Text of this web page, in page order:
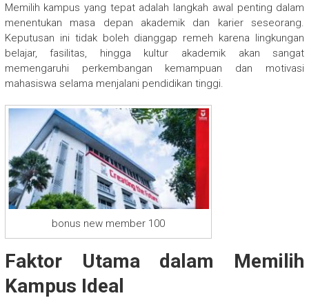
Memilih kampus yang tepat adalah langkah awal penting dalam
menentukan masa depan akademik dan karier seseorang.
Keputusan ini tidak boleh dianggap remeh karena lingkungan
belajar, fasilitas, hingga kultur akademik akan sangat
memengaruhi perkembangan kemampuan dan motivasi
mahasiswa selama menjalani pendidikan tinggi.
bonus new member 100
Faktor Utama dalam Memilih
Kampus Ideal